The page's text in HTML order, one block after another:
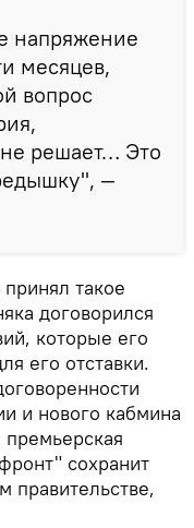
напряжение
месяцев,
вопрос
не решает… Это
—
такое
договорился
которые его
его отставки.
и нового кабмина
сохранит
правительстве,